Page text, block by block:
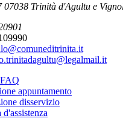
07038 Trinità d'Agultu e
appuntamento
disservizio